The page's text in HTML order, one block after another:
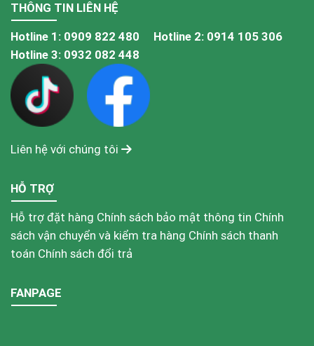
THÔNG TIN LIÊN HỆ
Hotline 1: 0909 822 480 Hotline 2: 0914 105 306
Hotline 3: 0932 082 448
Liên hệ với chúng tôi
HỖ TRỢ
Hỗ trợ đặt hàng Chính sách bảo mật thông tin Chính
sách vận chuyển và kiểm tra hàng Chính sách thanh
toán Chính sách đổi trả
FANPAGE